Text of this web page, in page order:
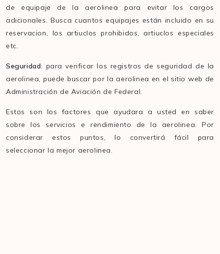
de equipaje de la aerolinea para evitar los cargos
adicionales. Busca cuantos equipajes están incluido en su
reservacion, los artiuclos prohibidos, artiuclos especiales
etc.
Seguridad: para verificar los registros de seguridad de la
aerolinea, puede buscar por la aerolinea en el sitio web de
Administración de Aviación de Federal.
Estos son los factores que ayudara a usted en saber
sobre los servicios e rendimiento de la aerolinea. Por
considerar estos puntos, lo convertirá fácil para
seleccionar la mejor aerolinea.